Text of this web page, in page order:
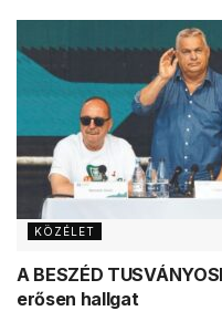
KÖZÉLET
A BESZÉD
erősen hallgat